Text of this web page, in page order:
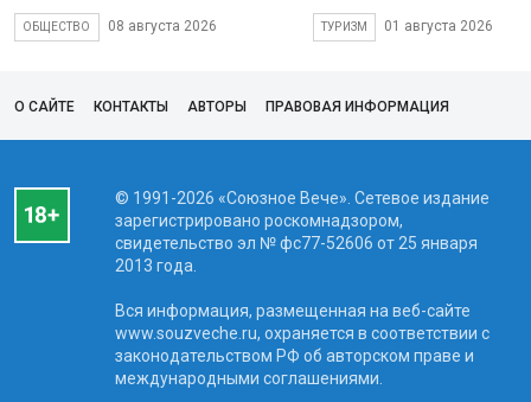
ОБЩЕСТВО 08 августа 2026 ТУРИЗМ 01 августа 2026
О САЙТЕ КОНТАКТЫ АВТОРЫ ПРАВОВАЯ ИНФОРМАЦИЯ
© 1991-2026 «Союзное Вече». Сетевое издание
зарегистрировано роскомнадзором,
свидетельство эл № фc77-52606 от 25 января
2013 года.
Вся информация, размещенная на веб-сайте
www.souzveche.ru, охраняется в соответствии с
законодательством РФ об авторском праве и
международными соглашениями.